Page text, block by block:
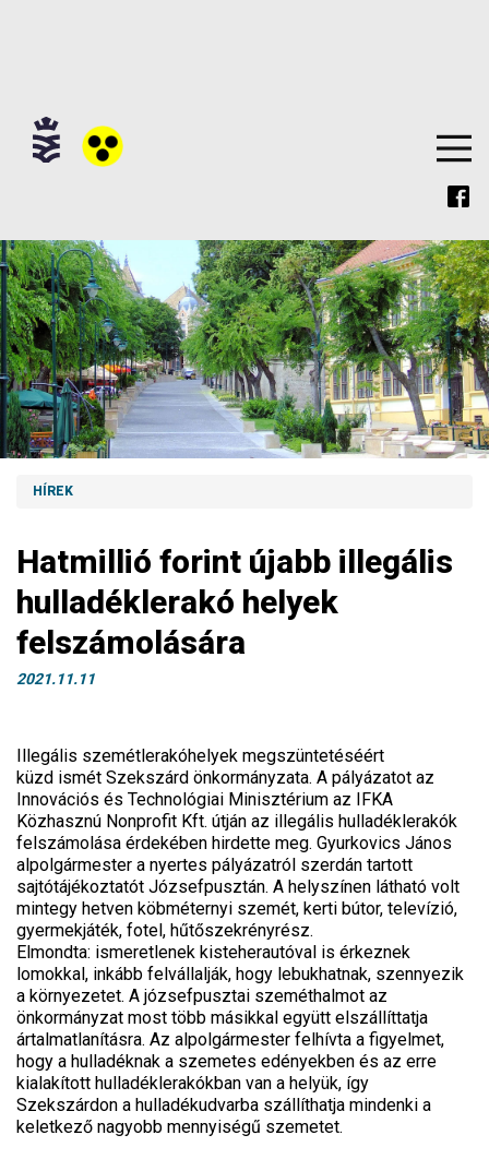
HÍREK
Hatmillió forint újabb illegális
hulladéklerakó helyek
felszámolására
2021.11.11
Illegális szemétlerakóhelyek megszüntetéséért
küzd ismét Szekszárd önkormányzata. A pályázatot az
Innovációs és Technológiai Minisztérium az IFKA
Közhasznú Nonprofit Kft. útján az illegális hulladéklerakók
felszámolása érdekében hirdette meg. Gyurkovics János
alpolgármester a nyertes pályázatról szerdán tartott
sajtótájékoztatót Józsefpusztán. A helyszínen látható volt
mintegy hetven köbméternyi szemét, kerti bútor, televízió,
gyermekjáték, fotel, hűtőszekrényrész.
Elmondta: ismeretlenek kisteherautóval is érkeznek
lomokkal, inkább felvállalják, hogy lebukhatnak, szennyezik
a környezetet. A józsefpusztai szeméthalmot az
önkormányzat most több másikkal együtt elszállíttatja
ártalmatlanításra. Az alpolgármester felhívta a figyelmet,
hogy a hulladéknak a szemetes edényekben és az erre
kialakított hulladéklerakókban van a helyük, így
Szekszárdon a hulladékudvarba szállíthatja mindenki a
keletkező nagyobb mennyiségű szemetet.